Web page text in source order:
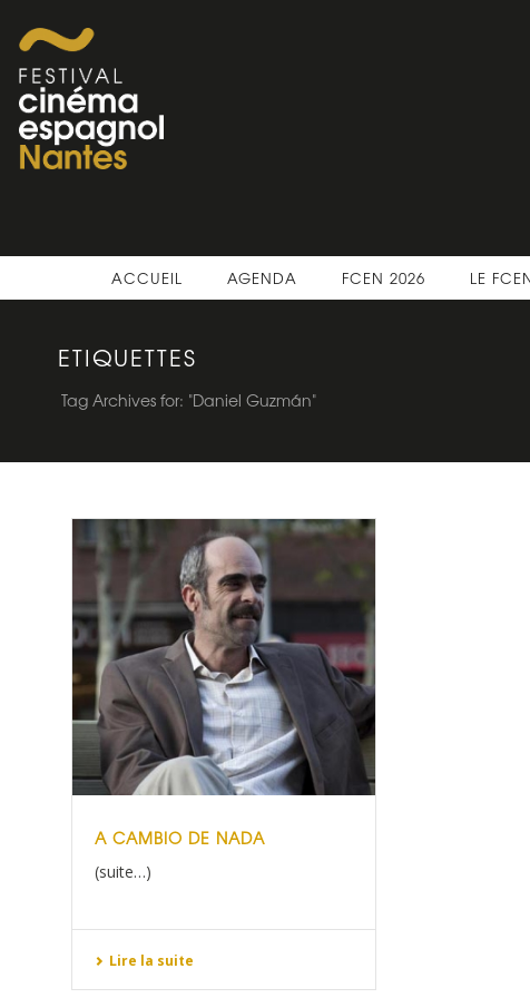
ACCUEIL AGENDA FCEN 2026 LE
ETIQUETTES
Tag Archives for: "Daniel Guzmán"
A CAMBIO DE NADA
(suite…)
Lire la suite